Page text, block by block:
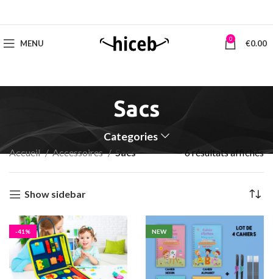
MENU 0 €0.00
Sacs
Categories
Accueil Accessoires Sacs 6 résultats affichés
Show sidebar
-41% NEW